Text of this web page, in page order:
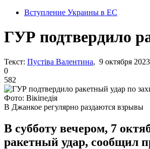
Вступление Украины в ЕС
ГУР подтвердило
Текст: Пустіва Валентина, 9 октября
0
582
Фото: Вікіпедія
В Джанкое регулярно раздаются взрывы
В субботу вечером, 7
ракетный удар, сообщил